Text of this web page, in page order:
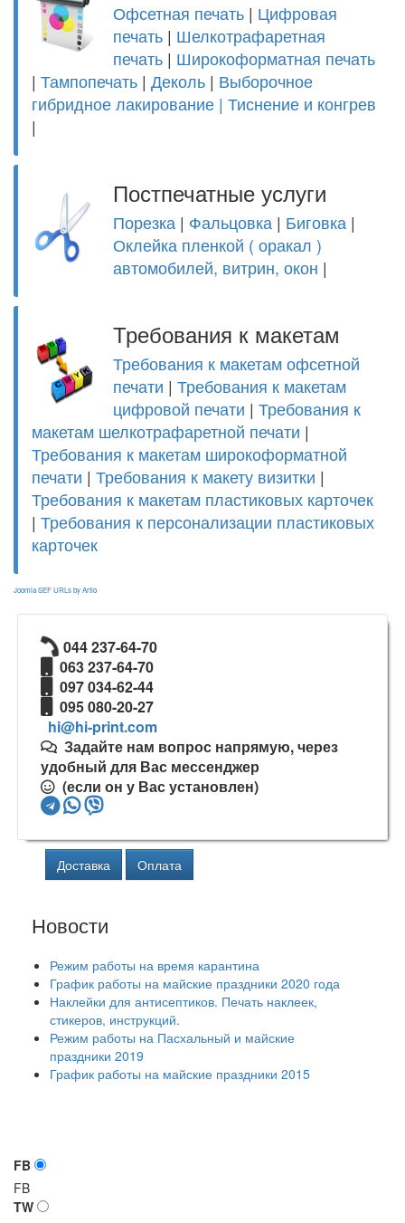
Офсетная печать | Цифровая
печать | Шелкотрафаретная
печать | Широкоформатная печать
| Тампопечать | Деколь | Выборочное
гибридное лакирование | Тиснение и конгрев
|
Постпечатные услуги
Порезка | Фальцовка | Биговка |
Оклейка пленкой ( оракал )
автомобилей, витрин, окон |
Требования к макетам
Требования к макетам офсетной
печати | Требования к макетам
цифровой печати | Требования к
макетам шелкотрафаретной печати |
Требования к макетам широкоформатной
печати | Требования к макету визитки |
Требования к макетам пластиковых карточек
| Требования к персонализации пластиковых
карточек
Joomla SEF URLs by Artio
044 237-64-70
063 237-64-70
097 034-62-44
095 080-20-27
Задайте нам вопрос напрямую, через
удобный для Вас мессенджер
(если он у Вас установлен)
Доставка Оплата
Новости
Режим работы на время карантина
График работы на майские праздники 2020 года
Наклейки для антисептиков. Печать наклеек,
стикеров, инструкций.
Режим работы на Пасхальный и майские
праздники 2019
График работы на майские праздники 2015
FB
FB
TW